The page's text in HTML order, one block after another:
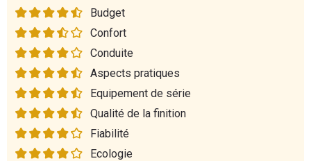
Budget
Confort
Conduite
Aspects pratiques
Equipement de série
Qualité de la finition
Fiabilité
Ecologie